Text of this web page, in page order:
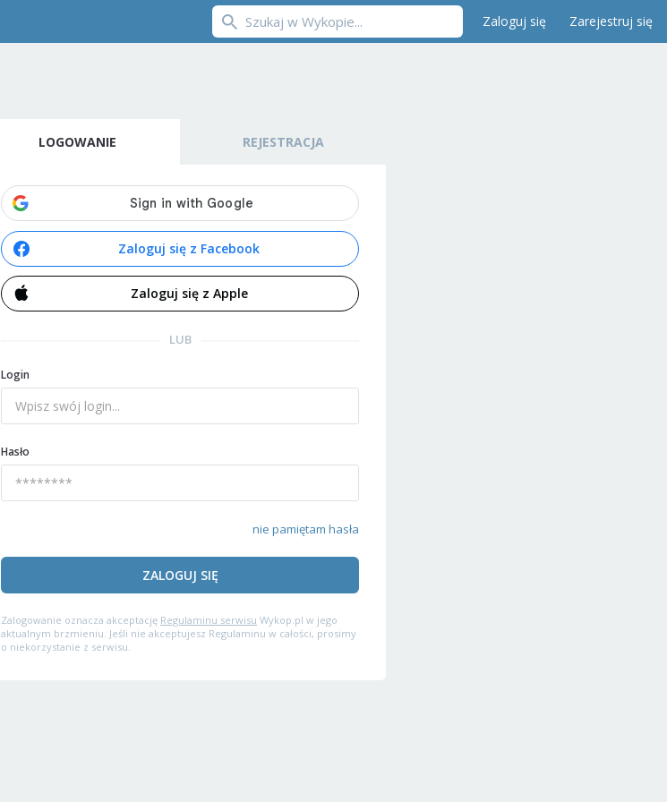
Zaloguj się Zarejestruj się
LOGOWANIE REJESTRACJA
Zaloguj się z Facebook
Zaloguj się z Apple
LUB
Login
Hasło
nie pamiętam hasła
ZALOGUJ SIĘ
Zalogowanie oznacza akceptację Regulaminu serwisu Wykop.pl w jego
aktualnym brzmieniu. Jeśli nie akceptujesz Regulaminu w całości, prosimy
o niekorzystanie z serwisu.